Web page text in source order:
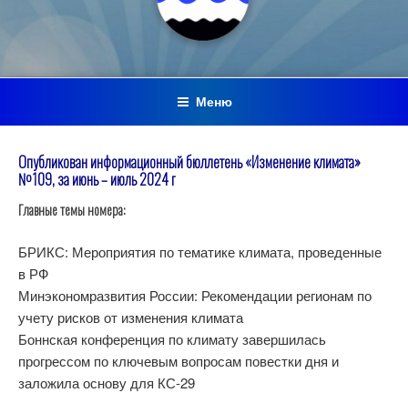
Меню
Опубликован информационный бюллетень «Изменение климата»
№109, за июнь – июль 2024 г
Главные темы номера:
БРИКС: Мероприятия по тематике климата, проведенные
в РФ
Минэкономразвития России: Рекомендации регионам по
учету рисков от изменения климата
Боннская конференция по климату завершилась
прогрессом по ключевым вопросам повестки дня и
заложила основу для КС-29